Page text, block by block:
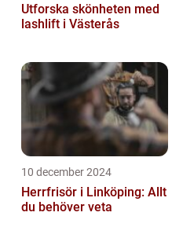
Utforska skönheten med
lashlift i Västerås
10 december 2024
Herrfrisör i Linköping: Allt
du behöver veta